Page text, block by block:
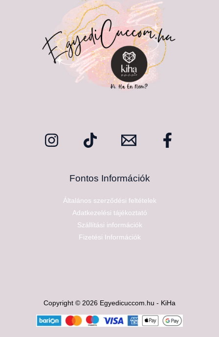
Fontos Információk
Általános szerződési feltételek
Adatkezelési tájékoztató
Szállítási információk
Fizetési Információk
Copyright © 2026 Egyedicuccom.hu - KiHa